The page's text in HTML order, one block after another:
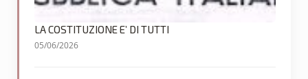
LA COSTITUZIONE E’ DI TUTTI
05/06/2026